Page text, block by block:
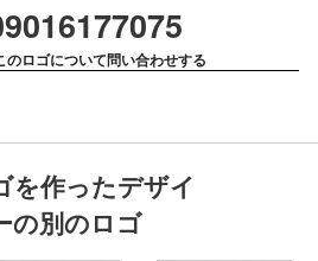
のロゴについて問い合わせする
を作ったデザイ
の別のロゴ